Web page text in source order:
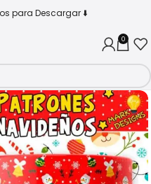
para Descargar ⬇️
0